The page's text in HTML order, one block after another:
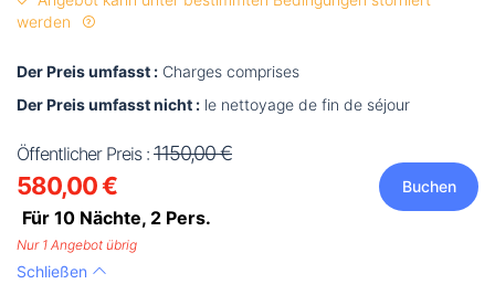
werden
Der Preis umfasst : Charges comprises
Der Preis umfasst nicht : le nettoyage de fin de séjour
Öffentlicher Preis : 1150,00 €
580,00 €
Für 10 Nächte, 2 Pers.
Buchen
Nur 1 Angebot übrig
Schließen